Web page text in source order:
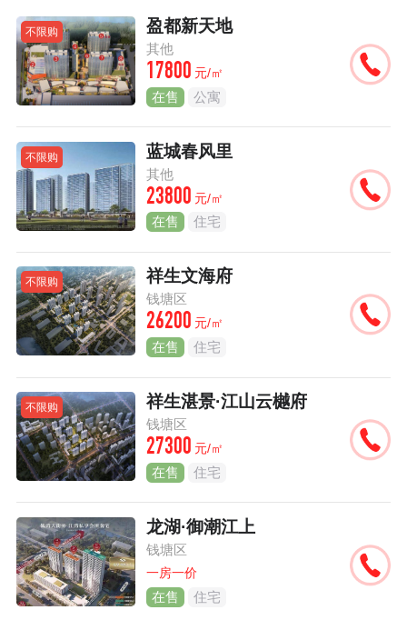
不限购 盈都新天地
其他
17800 元/㎡
在售 公寓
不限购 蓝城春风里
其他
23800 元/㎡
在售 住宅
不限购 祥生文海府
钱塘区
26200 元/㎡
在售 住宅
不限购 祥生湛景·江山云樾府
钱塘区
27300 元/㎡
在售 住宅
龙湖·御潮江上
钱塘区
一房一价
在售 住宅